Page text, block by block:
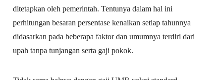
ditetapkan oleh pemerintah. Tentunya dalam hal ini
perhitungan besaran persentase kenaikan setiap tahunnya
didasarkan pada beberapa faktor dan umumnya terdiri dari
upah tanpa tunjangan serta gaji pokok.